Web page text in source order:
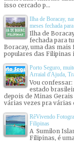
isso cercado p...
Ilha de Boracay,
meses fechada
Ilha de
fechada para
Boracay, uma das mais
populares das Filipinas
Porto Seguro,
Arraial d'Ajuda,
Vou confessar:
estado
depois de Minas Gerais
várias vezes pra várias
RêVivendo
Filipinas
A Sumilon
Filipinas, é